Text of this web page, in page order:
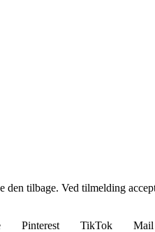
tilbage. Ved tilmelding
Pinterest TikTok Mail